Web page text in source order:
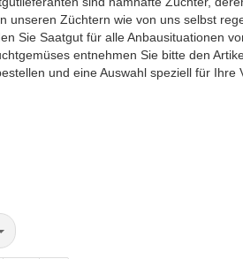
unseren Züchtern wie von uns selbst
Sie Saatgut für alle Anbausituationen
entnehmen Sie bitte den
und eine Auswahl speziell für Ihre